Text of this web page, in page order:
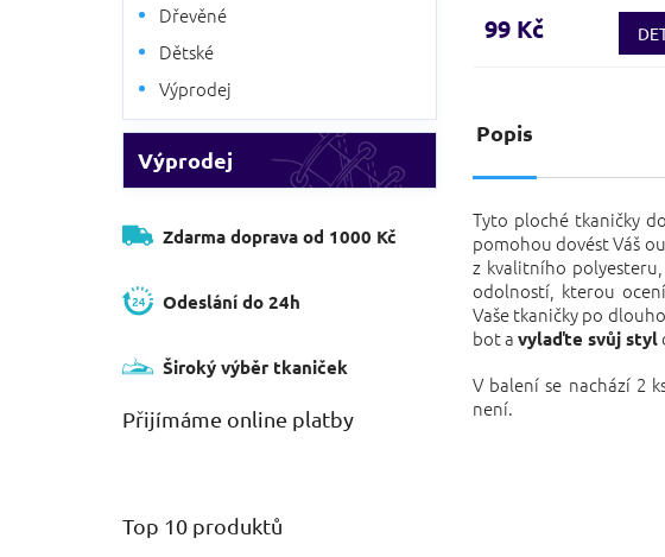
Dřevěné
Dětské
Výprodej
Výprodej
Zdarma doprava od 1000 Kč
Odeslání do 24h
Široký výběr tkaniček
Přijímáme online platby
Top 10 produktů
99 Kč
Popis
Tyto ploché tkaničky
pomohou dovést Váš
z kvalitního
odolností, kterou
Vaše tkaničky po
bot a vylaďte svůj styl
V balení se nachází 2
není.